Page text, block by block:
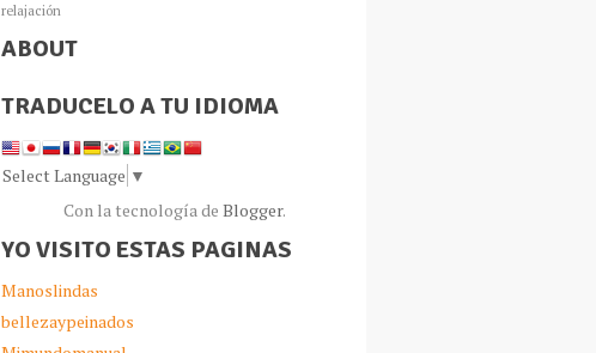
relajación
ABOUT
TRADUCELO A TU IDIOMA
Select Language ▼
Con la tecnología de Blogger.
YO VISITO ESTAS PAGINAS
Manoslindas
bellezaypeinados